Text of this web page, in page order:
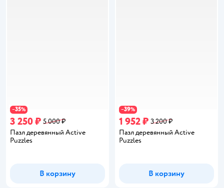
−35%
3 250 ₽ 5 000 ₽
Пазл деревянный Active
Puzzles
В корзину
−39%
1 952 ₽ 3 200 ₽
Пазл деревянный Active
Puzzles
В корзину